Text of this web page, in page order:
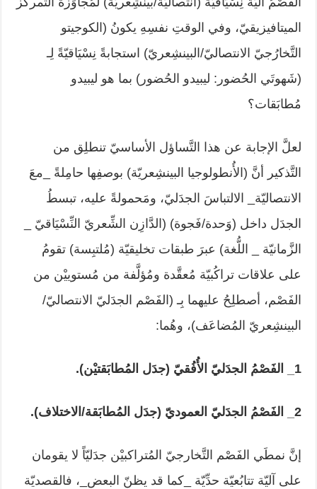
الميتافيزيقيّ، وفي الوقتِ نفسِهِ يكونُ (الكوجيتو
التَّخارُجيّ الانتصاليّ/البينشِعريّ) استجابةً نِسْيَاقيّةً لِـ
(شَهوتَي الحُضور: ليبيدو الحُضور) بما هو ليبيدو
مُطابَقات؟
لعلَّ الإجابة عن هذا التَّساؤل الأساسيّ تنطلِق من
التَّذكير أنَّ (الأُنطولوجيا البينشِعريّة) بوصفِها حامِلةً _معَ
الانتصاليّة_ الالتباسَ الجدَليّ، ومَحمولةً عليه، تبسطُ
الجدَل داخل (وَحدة/فَجوة) (الدَّازِن الشِّعريّ النِّسْيَاقيّ _
الزَّمانيّة _ اللُّغة) عبرَ طبقات تخليقيّة (مُلتبِسة) تقومُ
على علاقات تراكُبيّة مُعقَّدة ومُؤلَّفة من مُستوييْن من
الفَصْم، أصطلِحُ عليهما بِـ (الفَصْم الجدَليّ الانتصاليّ/
البينشِعريّ المُضاعَف)، وهُما:
1_ الفَصْمُ الجدَليّ الأُفُقيّ (جدَل المُطابَقتيْن).
2_ الفَصْمُ الجدَليّ العموديّ (جدَل المُطابَقة/الاختلاف).
إنَّ نمطَي الفَصْم التَّخارجيّ المُتراكبيْن جدَليّاً لا يقومان
على آليّة تتابُعيّة حدِّيّة _كما قد يظنّ البعض_، فالقصديّة